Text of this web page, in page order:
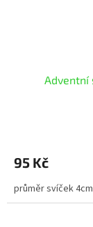
Adventní
95 Kč
průměr svíček 4cm